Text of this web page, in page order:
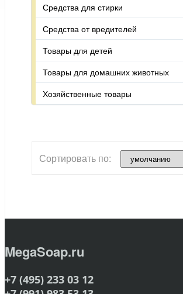
Средства для стирки
Средства от вредителей
Товары для детей
Товары для домашних животных
Хозяйственные товары
Сортировать по:
MegaSoap.ru
+7 (495) 233 03 12